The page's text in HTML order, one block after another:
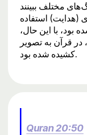
مختلف ببینند
(هدایت) استفاده
بود، با این حال،
در قرآن به تصویر
کشیده شده بود.
Quran 20:50